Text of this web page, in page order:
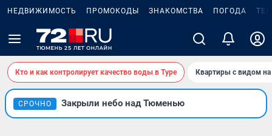
НЕДВИЖИМОСТЬ ПРОМОКОДЫ ЗНАКОМСТВА ПОГОДА
Кто и как контролирует качество воды в Туре Квартиры с видом на
СРОЧНО Закрыли небо над Тюменью